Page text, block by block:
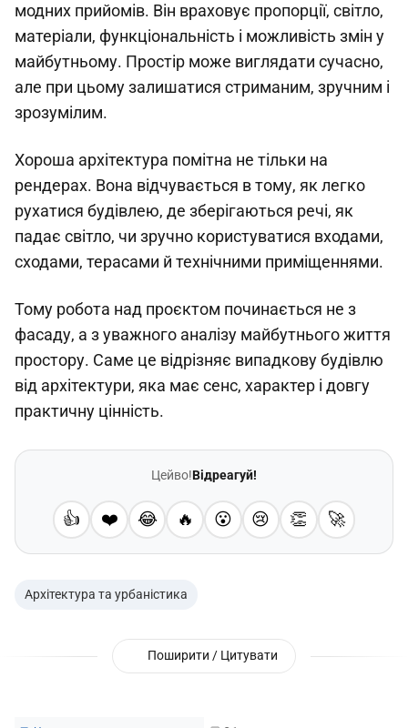
модних прийомів. Він враховує пропорції, світло,
матеріали, функціональність і можливість змін у
майбутньому. Простір може виглядати сучасно,
але при цьому залишатися стриманим, зручним і
зрозумілим.
Хороша архітектура помітна не тільки на
рендерах. Вона відчувається в тому, як легко
рухатися будівлею, де зберігаються речі, як
падає світло, чи зручно користуватися входами,
сходами, терасами й технічними приміщеннями.
Тому робота над проєктом починається не з
фасаду, а з уважного аналізу майбутнього життя
простору. Саме це відрізняє випадкову будівлю
від архітектури, яка має сенс, характер і довгу
практичну цінність.
Цейво!Відреагуй!
👍 ❤️ 😂 🔥 😮 😢 👏 🚀
Архітектура та урбаністика
Поширити / Цитувати